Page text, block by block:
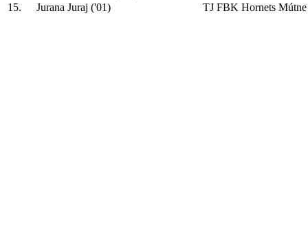
15.
Jurana Juraj ('01) TJ FBK Hornets Mútne